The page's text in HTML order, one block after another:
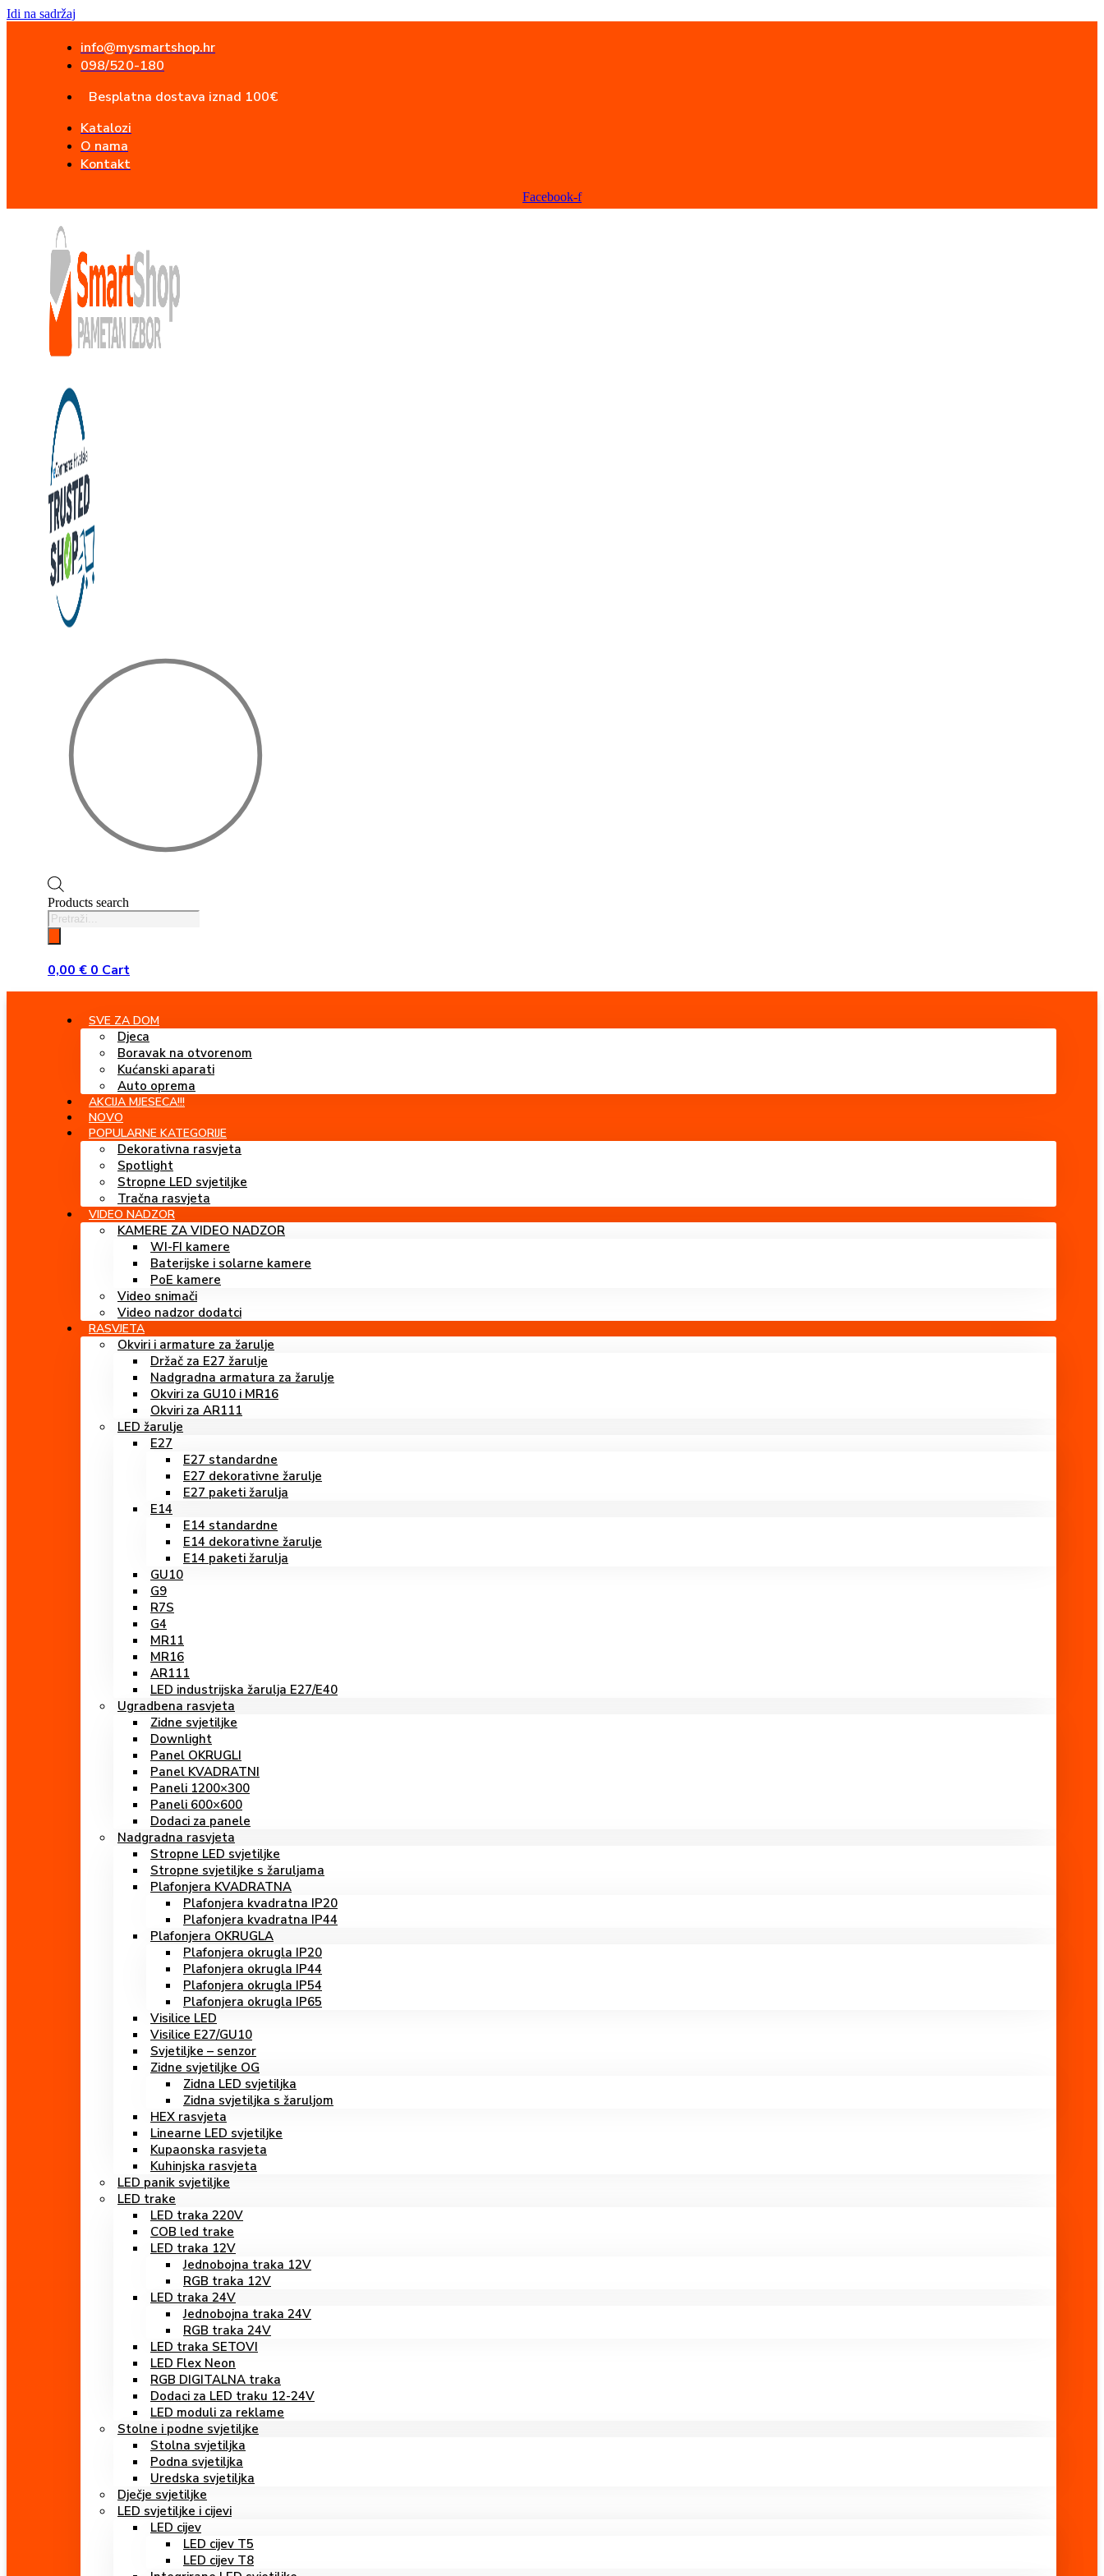
Idi na sadržaj
info@mysmartshop.hr
098/520-180
Besplatna dostava iznad 100€
Katalozi
O nama
Kontakt
Facebook-f
Products search
0,00€0Cart
SVE ZA DOM
Djeca
Boravak na otvorenom
Kućanski aparati
Auto oprema
AKCIJA MJESECA!!!
NOVO
POPULARNE KATEGORIJE
Dekorativna rasvjeta
Spotlight
Stropne LED svjetiljke
Tračna rasvjeta
VIDEO NADZOR
KAMERE ZA VIDEO NADZOR
WI-FI kamere
Baterijske i solarne kamere
PoE kamere
Video snimači
Video nadzor dodatci
RASVJETA
Okviri i armature za žarulje
Držač za E27 žarulje
Nadgradna armatura za žarulje
Okviri za GU10 i MR16
Okviri za AR111
LED žarulje
E27
E27 standardne
E27 dekorativne žarulje
E27 paketi žarulja
E14
E14 standardne
E14 dekorativne žarulje
E14 paketi žarulja
GU10
G9
R7S
G4
MR11
MR16
AR111
LED industrijska žarulja E27/E40
Ugradbena rasvjeta
Zidne svjetiljke
Downlight
Panel OKRUGLI
Panel KVADRATNI
Paneli 1200×300
Paneli 600×600
Dodaci za panele
Nadgradna rasvjeta
Stropne LED svjetiljke
Stropne svjetiljke s žaruljama
Plafonjera KVADRATNA
Plafonjera kvadratna IP20
Plafonjera kvadratna IP44
Plafonjera OKRUGLA
Plafonjera okrugla IP20
Plafonjera okrugla IP44
Plafonjera okrugla IP54
Plafonjera okrugla IP65
Visilice LED
Visilice E27/GU10
Svjetiljke – senzor
Zidne svjetiljke OG
Zidna LED svjetiljka
Zidna svjetiljka s žaruljom
HEX rasvjeta
Linearne LED svjetiljke
Kupaonska rasvjeta
Kuhinjska rasvjeta
LED panik svjetiljke
LED trake
LED traka 220V
COB led trake
LED traka 12V
Jednobojna traka 12V
RGB traka 12V
LED traka 24V
Jednobojna traka 24V
RGB traka 24V
LED traka SETOVI
LED Flex Neon
RGB DIGITALNA traka
Dodaci za LED traku 12-24V
LED moduli za reklame
Stolne i podne svjetiljke
Stolna svjetiljka
Podna svjetiljka
Uredska svjetiljka
Dječje svjetiljke
LED svjetiljke i cijevi
LED cijev
LED cijev T5
LED cijev T8